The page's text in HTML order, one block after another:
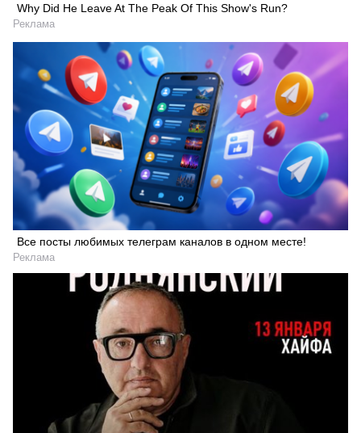
Why Did He Leave At The Peak Of This Show's Run?
Реклама
Все посты любимых телеграм каналов в одном месте!
Реклама